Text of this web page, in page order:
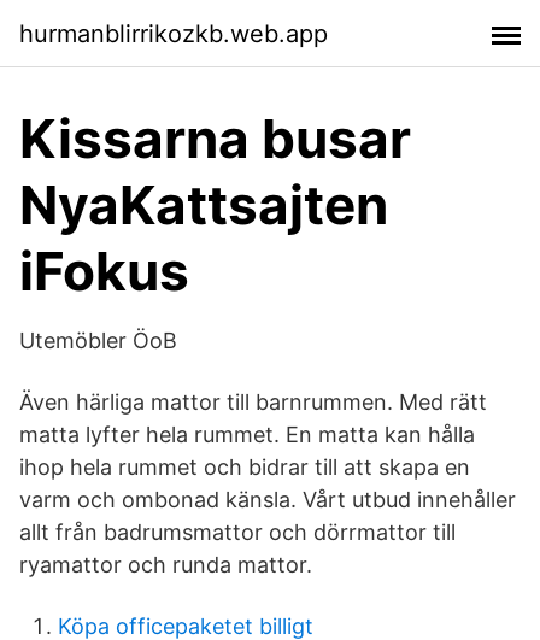
hurmanblirrikozkb.web.app
Kissarna busar
NyaKattsajten
iFokus
Utemöbler ÖoB
Även härliga mattor till barnrummen. Med rätt
matta lyfter hela rummet. En matta kan hålla
ihop hela rummet och bidrar till att skapa en
varm och ombonad känsla. Vårt utbud innehåller
allt från badrumsmattor och dörrmattor till
ryamattor och runda mattor.
Köpa officepaketet billigt